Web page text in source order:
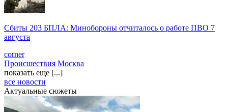
Сбиты 203 БПЛА: Минобороны отчиталось о работе ПВО 7
августа
corner
Происшествия Москва
показать еще [...]
все новости
Актуальные сюжеты